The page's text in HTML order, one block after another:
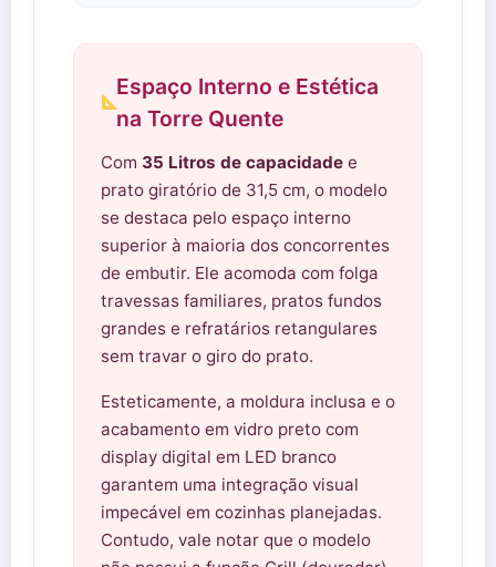
Espaço Interno e Estética
na Torre Quente
Com 35 Litros de capacidade e
prato giratório de 31,5 cm, o modelo
se destaca pelo espaço interno
superior à maioria dos concorrentes
de embutir. Ele acomoda com folga
travessas familiares, pratos fundos
grandes e refratários retangulares
sem travar o giro do prato.
Esteticamente, a moldura inclusa e o
acabamento em vidro preto com
display digital em LED branco
garantem uma integração visual
impecável em cozinhas planejadas.
Contudo, vale notar que o modelo